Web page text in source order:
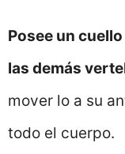
Posee un
las demás
mover lo a su
todo el cuerpo.